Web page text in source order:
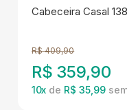
Cabeceira Casal
R$ 409,90
R$ 359,90
10x de R$ 35,99